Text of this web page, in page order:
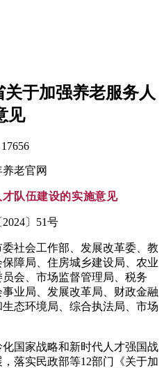
于加强养老服务人
见
17656
队伍建设的实施意见
〕51号
社会工作部、发展改革委、教
障局、住房城乡建设局、农业
会、市场监督管理局、税务
业局、发展改革局、财政金融
态环境局、综合执法局、市场
国家战略和新时代人才强国战
落实民政部等12部门《关于加